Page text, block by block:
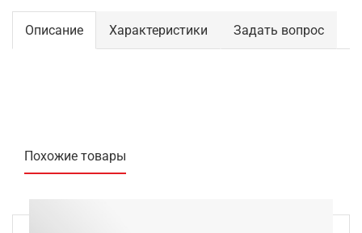
Описание Характеристики Задать вопрос
Похожие товары